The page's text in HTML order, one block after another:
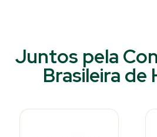
Juntos pela
Brasileira de